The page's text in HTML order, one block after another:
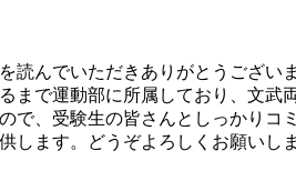
読んでいただきありがとうござ
まで運動部に所属しており、文
で、受験生の皆さんとしっかり
します。どうぞよろしくお願いし